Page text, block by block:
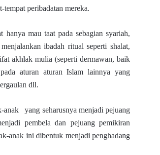
peribadatan mereka.
hanya mau taat pada sebagian syariah,
ibadah ritual seperti shalat,
akhlak mulia (seperti dermawan, baik
aturan aturan Islam lainnya yang
dll.
yang seharusnya menjadi pejuang
pembela dan pejuang pemikiran
anak ini dibentuk menjadi penghadang